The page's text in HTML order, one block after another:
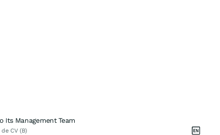
Its Management Team
CV (B)